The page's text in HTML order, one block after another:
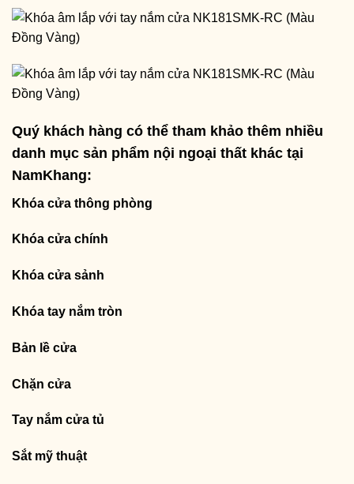
Quý khách hàng có thể tham khảo thêm nhiều
danh mục sản phẩm nội ngoại thất khác tại
NamKhang:
Khóa cửa thông phòng
Khóa cửa chính
Khóa cửa sảnh
Khóa tay nắm tròn
Bản lề cửa
Chặn cửa
Tay nắm cửa tủ
Sắt mỹ thuật